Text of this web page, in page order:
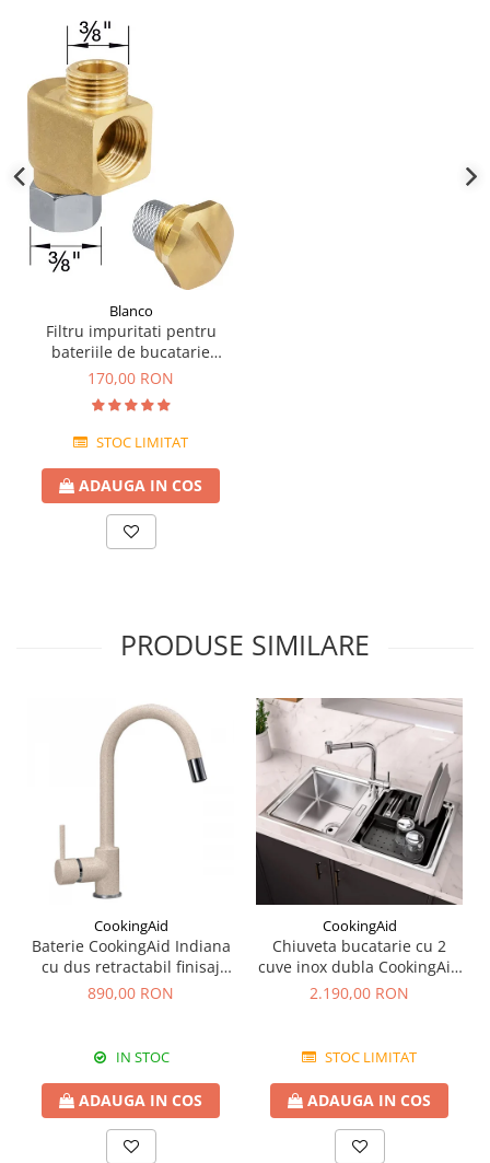
Blanco
Filtru impuritati pentru
bateriile de bucatarie
Blanco
170,00 RON
STOC LIMITAT
ADAUGA IN COS
PRODUSE SIMILARE
CookingAid
Baterie CookingAid Indiana
cu dus retractabil finisaj
granit Bej Pigmentat /
890,00 RON
IN STOC
ADAUGA IN COS
CookingAid
Chiuveta bucatarie cu 2
cuve inox dubla CookingAid
FUSION 86BB
2.190,00 RON
STOC LIMITAT
ADAUGA IN COS